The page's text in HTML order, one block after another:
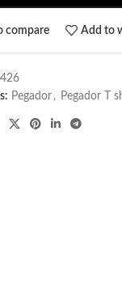
compare Add to
Pegador​ , Pegador T